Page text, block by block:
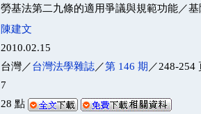
勞基法第二九條的適用爭議與規範功能／
陳建文
2010.02.15
台灣／台灣法學雜誌／第 146 期 ／248-254
7
28 點